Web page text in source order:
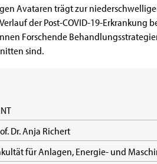
Avataren trägt zur
der Post-COVID-19-Erkrankung
Forschende
sind.
Dr. Anja Richert
für Anlagen, Energie- und